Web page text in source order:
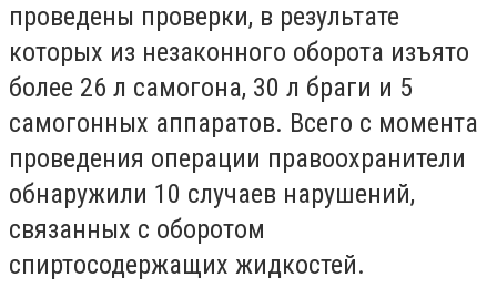
проведены проверки, в результате
которых из незаконного оборота изъято
более 26 л самогона, 30 л браги и 5
самогонных аппаратов. Всего с момента
проведения операции правоохранители
обнаружили 10 случаев нарушений,
связанных с оборотом
спиртосодержащих жидкостей.